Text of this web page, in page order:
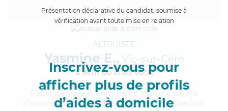
Présentation déclarative du candidat, soumise à
vérification avant toute mise en relation
Inscrivez-vous pour
afficher plus de profils
d’aides à domicile
ALTRUISTE
Yasmine E., Vic-sur-Cère
à 5km de chez Vous
, dévouée et polyvalente, Yasmine a 8 ans
d'expérience et possède un diplôme d'Aide Médico-